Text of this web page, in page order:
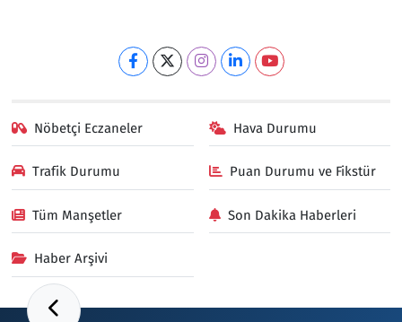
Nöbetçi Eczaneler Hava Durumu
Trafik Durumu Puan Durumu ve Fikstür
Tüm Manşetler Son Dakika Haberleri
Haber Arşivi